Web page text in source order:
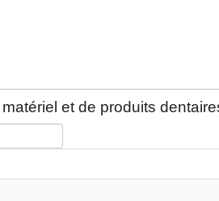
et de produits